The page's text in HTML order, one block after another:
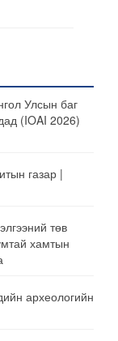
Улсын баг
(IOAI 2026)
газар |
төв
хамтын
археологийн